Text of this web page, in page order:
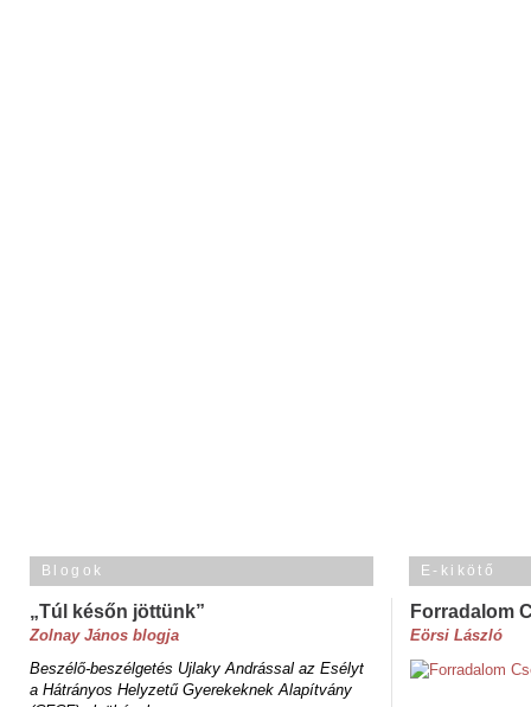
Blogok
„Túl későn jöttünk”
Zolnay János blogja
Beszélő-beszélgetés Ujlaky Andrással az Esélyt
a Hátrányos Helyzetű Gyerekeknek Alapítvány
E-kikötő
Forradalom
Eörsi László